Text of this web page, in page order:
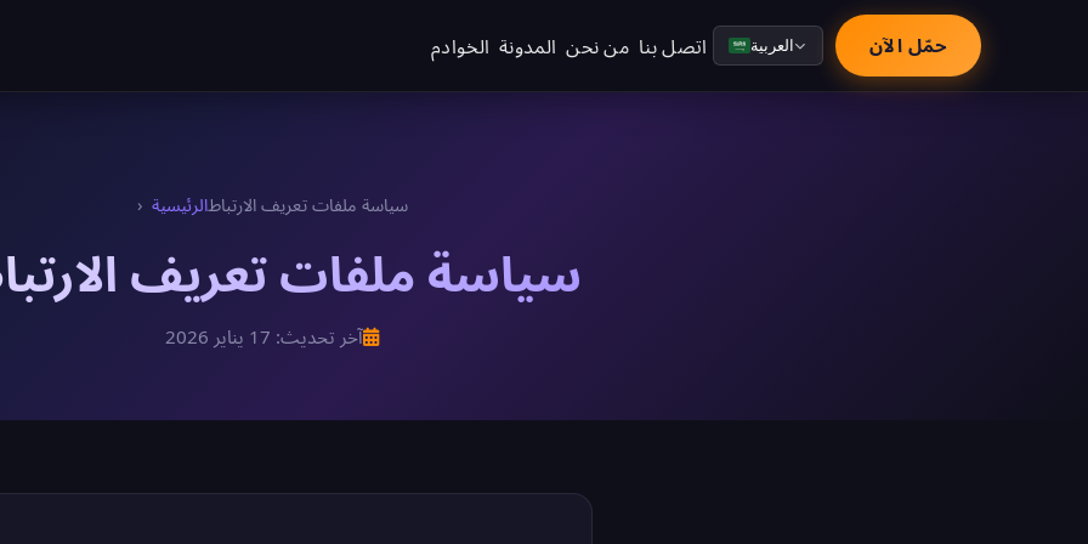
الخوادم المدونة من نحن اتصل بنا العربية حمّل الآن
الرئيسيةسياسة ملفات تعريف الارتباط
سياسة ملفات تعريف
آخر تحديث: 17 يناير 2026